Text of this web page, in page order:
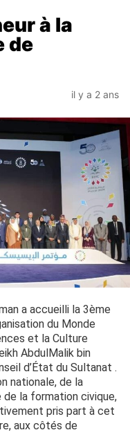
à la
de
il y a 2 ans
a accueilli la 3ème
du Monde
et la Culture
AbdulMalik bin
d’État du Sultanat .
nationale, de la
la formation civique,
pris part à cet
aux côtés de